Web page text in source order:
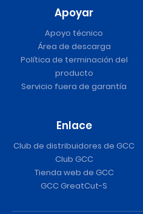
Apoyar
Apoyo técnico
Área de descarga
Política de terminación del
producto
Servicio fuera de garantía
Enlace
Club de distribuidores de GCC
Club GCC
Tienda web de GCC
GCC GreatCut-S